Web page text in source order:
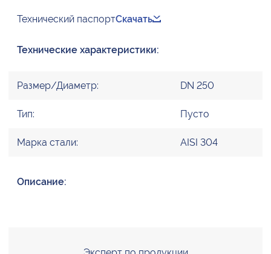
Технический паспортСкачать
Технические характеристики:
Размер/Диаметр: DN 250
Тип: Пусто
Марка стали: AISI 304
Описание: